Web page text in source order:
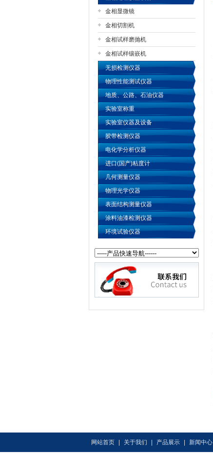
公司名称
金相显微镜
金相切割机
金相试样磨抛机
金相试样镶嵌机
无损检测仪器
物理性能测试仪器
地质、公路、石油仪器
实验室称重
实验室仪器及设备
胶带检测仪器
电化学分析仪器
进口(国产)粘度计
几何测量仪器
物理光学仪器
表面结构测量仪器
涂料油漆检测仪器
环境试验仪器
网站首页 关于我们 产品展示 新闻中心